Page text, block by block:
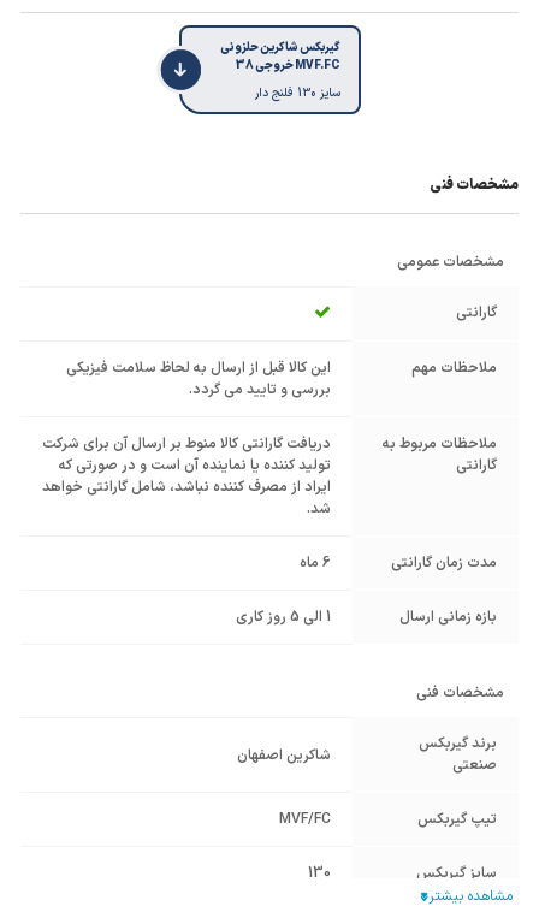
گیربکس شاکرین حلزونی
MVF.FC خروجی 38
سایز 130 فلنج دار
مشخصات فنی
مشخصات عمومی
گارانتی
ملاحظات مهم
این کالا قبل از ارسال به لحاظ سلامت فیزیکی
بررسی و تایید می گردد.
ملاحظات مربوط به
گارانتی
دریافت گارانتی کالا منوط بر ارسال آن برای شرکت
تولید کننده یا نماینده آن است و در صورتی که
ایراد از مصرف کننده نباشد، شامل گارانتی خواهد
شد.
مدت زمان گارانتی 6 ماه
بازه زمانی ارسال 1 الی 5 روز کاری
مشخصات فنی
برند گیربکس
صنعتی
شاکرین اصفهان
تیپ گیربکس MVF/FC
سایز گیربکس 130